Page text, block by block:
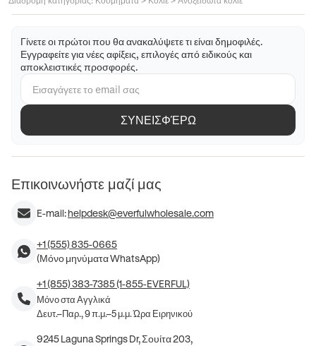
Γίνετε οι πρώτοι που θα ανακαλύψετε τι είναι δημοφιλές.
Εγγραφείτε για νέες αφίξεις, επιλογές από ειδικούς και
αποκλειστικές προσφορές.
ΣΥΝΕΙΣΦΈΡΩ
Επικοινωνήστε μαζί μας
E-mail:helpdesk@everfulwholesale.com
+1 (555) 835-0665
(Μόνο μηνύματα WhatsApp)
+1 (855) 383-7385 (1-855-EVERFUL)
Μόνο στα Αγγλικά
Δευτ.–Παρ., 9 π.μ.–5 μ.μ. Ώρα Ειρηνικού
9245 Laguna Springs Dr, Σουίτα 203,